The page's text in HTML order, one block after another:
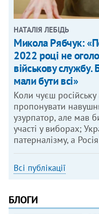
НАТАЛІЯ ЛЕБІДЬ
Микола Рябчук:
2022 році не
військову службу.
мали бути всі»
Коли чуєш російську
пропонувати
узурпатор, але мав
участі у виборах;
патерналізму, а
Всі публікації
БЛОГИ